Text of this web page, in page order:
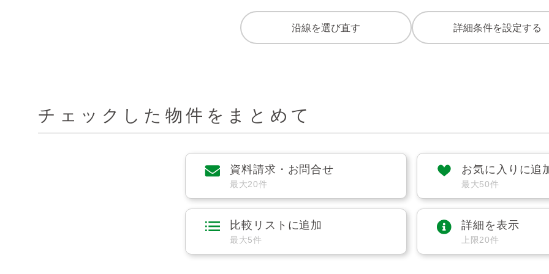
沿線を選び直す 詳細条件を設定する
チェックした物件をまとめて
資料請求・お問合せ
最大20件
お気に入りに追
最大50件
比較リストに追加
最大5件
詳細を表示
上限20件